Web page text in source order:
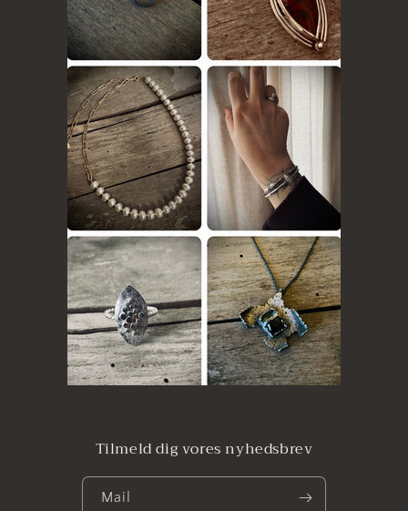
Tilmeld dig vores nyhedsbrev
Mail